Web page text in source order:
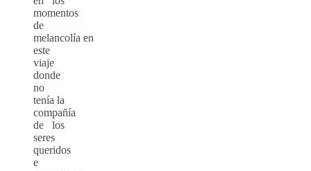
momentos
de
melancolía en
este
viaje
donde
no
tenía la
compañía
de los
seres
queridos
e